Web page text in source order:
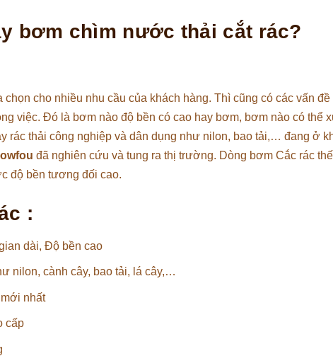
bơm chìm nước thải cắt rác?
cho nhiều nhu cầu của khách hàng. Thì cũng có các vấn
việc. Đó là bơm nào độ bền có cao hay bơm, bơm nào có thể
rác thải công nghiệp và dân dụng như nilon, bao tải,… đang ở
đã nghiên cứu và tung ra thị trường. Dòng bơm Cắc rác
độ bền tương đối cao.
:
dài, Độ bền cao
nilon, cành cây, bao tải, lá cây,…
nhất
cấp